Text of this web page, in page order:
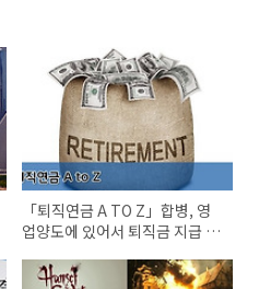
「퇴직연금 A TO Z」합병, 영
업양도에 있어서 퇴직금 지급 책